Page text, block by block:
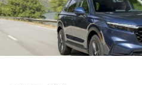
Βρες τα